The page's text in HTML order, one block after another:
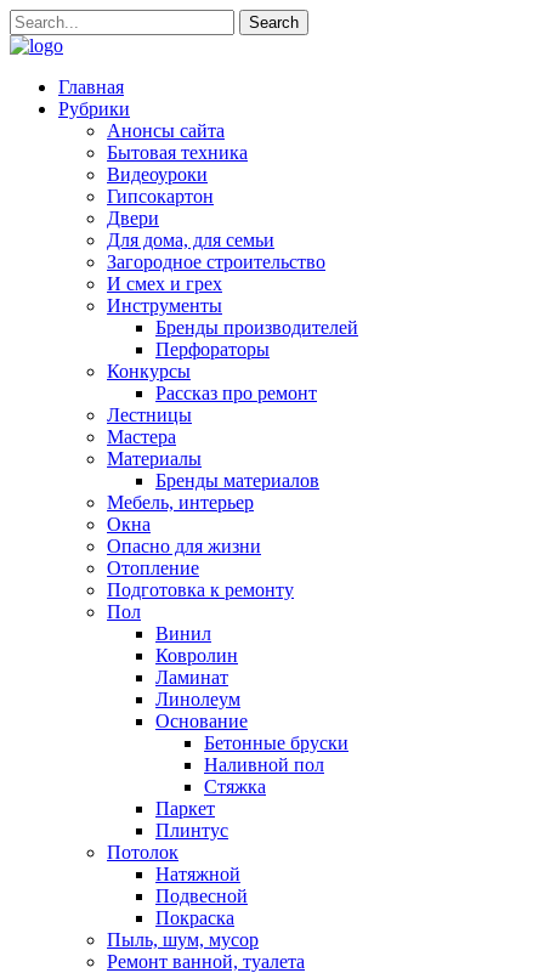
Главная
Рубрики
Анонсы сайта
Бытовая техника
Видеоуроки
Гипсокартон
Двери
Для дома, для семьи
Загородное строительство
И смех и грех
Инструменты
Бренды производителей
Перфораторы
Конкурсы
Рассказ про ремонт
Лестницы
Мастера
Материалы
Бренды материалов
Мебель, интерьер
Окна
Опасно для жизни
Отопление
Подготовка к ремонту
Пол
Винил
Ковролин
Ламинат
Линолеум
Основание
Бетонные бруски
Наливной пол
Стяжка
Паркет
Плинтус
Потолок
Натяжной
Подвесной
Покраска
Пыль, шум, мусор
Ремонт ванной, туалета